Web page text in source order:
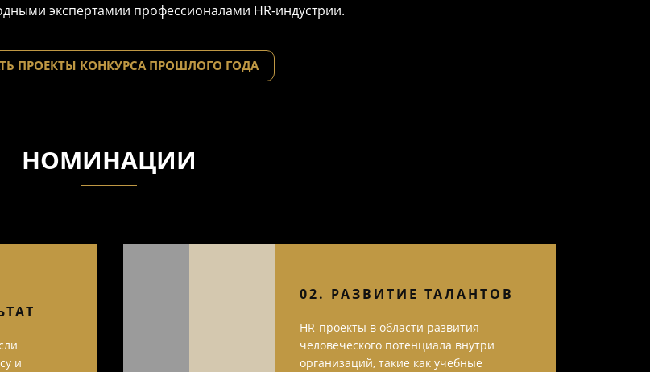
экспертамии профессионалами HR-индустрии.
ПРОЕКТЫ КОНКУРСА ПРОШЛОГО ГОДА
НОМИНАЦИИ
и
02. РАЗВИТИЕ ТАЛАНТОВ
HR-проекты в области развития
человеческого потенциала внутри
организаций, такие как учебные